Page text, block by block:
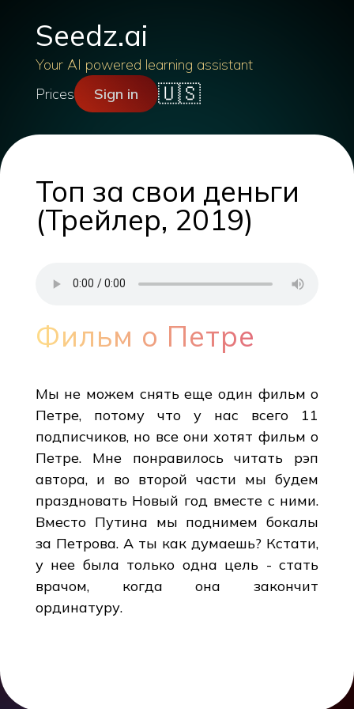
Seedz.ai
Your AI powered learning assistant
Prices
Sign in 🇺🇸
Топ за свои деньги
(Трейлер, 2019)
Фильм о Петре
Мы не можем снять еще один фильм о
Петре, потому что у нас всего 11
подписчиков, но все они хотят фильм о
Петре. Мне понравилось читать рэп
автора, и во второй части мы будем
праздновать Новый год вместе с ними.
Вместо Путина мы поднимем бокалы
за Петрова. А ты как думаешь? Кстати,
у нее была только одна цель - стать
врачом, когда она закончит
ординатуру.